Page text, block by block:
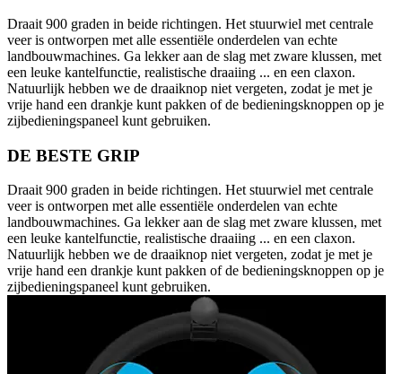
Draait 900 graden in beide richtingen. Het stuurwiel met centrale
veer is ontworpen met alle essentiële onderdelen van echte
landbouwmachines. Ga lekker aan de slag met zware klussen, met
een leuke kantelfunctie, realistische draaiing ... en een claxon.
Natuurlijk hebben we de draaiknop niet vergeten, zodat je met je
vrije hand een drankje kunt pakken of de bedieningsknoppen op je
zijbedieningspaneel kunt gebruiken.
DE BESTE GRIP
Draait 900 graden in beide richtingen. Het stuurwiel met centrale
veer is ontworpen met alle essentiële onderdelen van echte
landbouwmachines. Ga lekker aan de slag met zware klussen, met
een leuke kantelfunctie, realistische draaiing ... en een claxon.
Natuurlijk hebben we de draaiknop niet vergeten, zodat je met je
vrije hand een drankje kunt pakken of de bedieningsknoppen op je
zijbedieningspaneel kunt gebruiken.